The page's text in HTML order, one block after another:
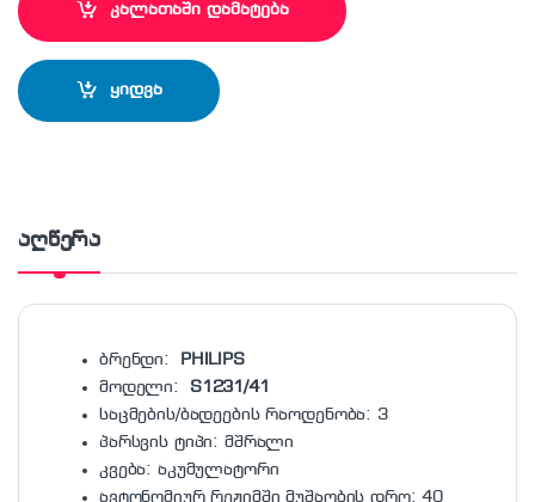
კალათაში დამატება
ყიდვა
აღწერა
ბრენდი:
PHILIPS
მოდელი: S1231/41
საცმების/ბადეების რაოდენობა: 3
პარსვის ტიპი: მშრალი
კვება: აკუმულატორი
ავტონომიურ რეჟიმში მუშაობის დრო: 40